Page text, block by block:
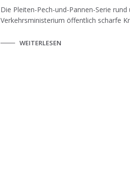
Die Pleiten-Pech-und-Pannen-Serie
Verkehrsministerium öffentlich scharfe
WEITERLESEN